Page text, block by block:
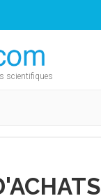
scientifiques